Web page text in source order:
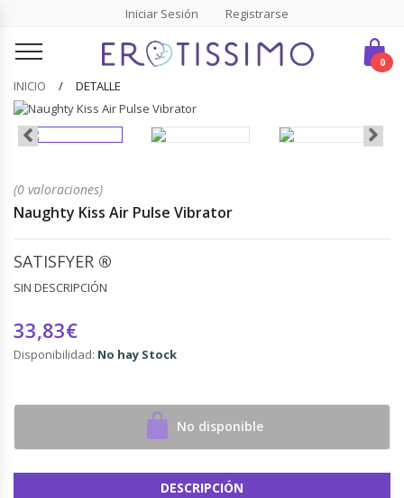
Iniciar Sesión Registrarse
0
INICIO DETALLE
(0 valoraciones)
Naughty Kiss Air Pulse Vibrator
SATISFYER ®
SIN DESCRIPCIÓN
33,83€
Disponibilidad: No hay Stock
No disponible
DESCRIPCIÓN